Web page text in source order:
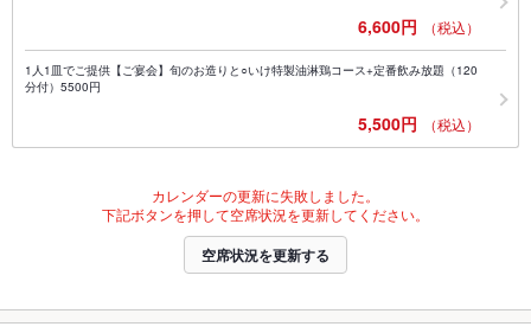
6,600円 （税込）
1人1皿でご提供【ご宴会】旬のお造りと○いけ特製油淋鶏コース+定番飲み放題（120
分付）5500円
5,500円 （税込）
カレンダーの更新に失敗しました。
下記ボタンを押して空席状況を更新してください。
空席状況を更新する